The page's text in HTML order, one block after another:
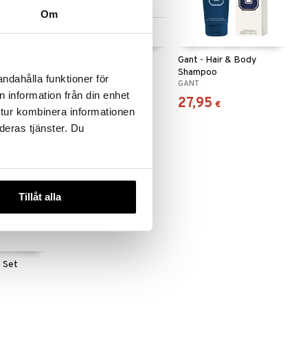
Om
funktioner för
information från din enhet
kombinera informationen
tjänster. Du
Tillåt alla
GANT
65,95
Gant - Hair & Body
Shampoo
GANT
27,95 €
Set